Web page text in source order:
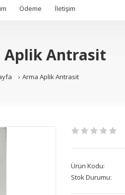
Ödeme İletişim
Aplik Antrasit
Arma Aplik Antrasit
Ürün Kodu:
Stok Durumu: